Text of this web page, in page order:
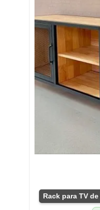
Rack para TV